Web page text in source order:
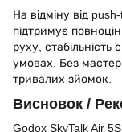
На відміну від
підтримує
руху, стабільність
умовах. Без мастер
тривалих зйомок.
Висновок /
Godox SkyTalk Air